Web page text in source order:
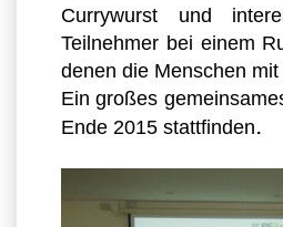
Currywurst und
Teilnehmer bei einem
denen die Menschen
Ein großes
Ende 2015 stattfinden.